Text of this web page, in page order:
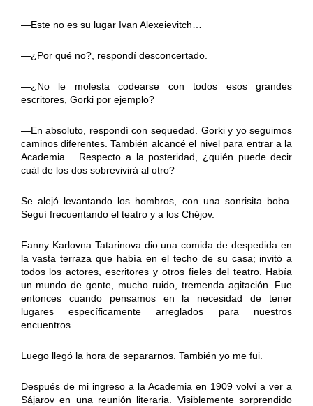
—Este no es su lugar Ivan Alexeievitch…
—¿Por qué no?, respondí desconcertado.
—¿No le molesta codearse con todos esos grandes
escritores, Gorki por ejemplo?
—En absoluto, respondí con sequedad. Gorki y yo seguimos
caminos diferentes. También alcancé el nivel para entrar a la
Academia… Respecto a la posteridad, ¿quién puede decir
cuál de los dos sobrevivirá al otro?
Se alejó levantando los hombros, con una sonrisita boba.
Seguí frecuentando el teatro y a los Chéjov.
Fanny Karlovna Tatarinova dio una comida de despedida en
la vasta terraza que había en el techo de su casa; invitó a
todos los actores, escritores y otros fieles del teatro. Había
un mundo de gente, mucho ruido, tremenda agitación. Fue
entonces cuando pensamos en la necesidad de tener
lugares específicamente arreglados para nuestros
encuentros.
Luego llegó la hora de separarnos. También yo me fui.
Después de mi ingreso a la Academia en 1909 volví a ver a
Sájarov en una reunión literaria. Visiblemente sorprendido